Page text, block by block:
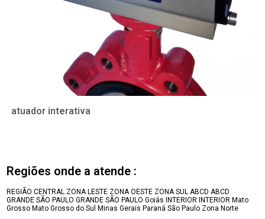
atuador interativa
Regiões onde a atende :
REGIÃO CENTRAL ZONA LESTE ZONA OESTE ZONA SUL ABCD ABCD
GRANDE SÃO PAULO GRANDE SÃO PAULO Goiás INTERIOR INTERIOR Mato
Grosso Mato Grosso do Sul Minas Gerais Paraná São Paulo Zona Norte